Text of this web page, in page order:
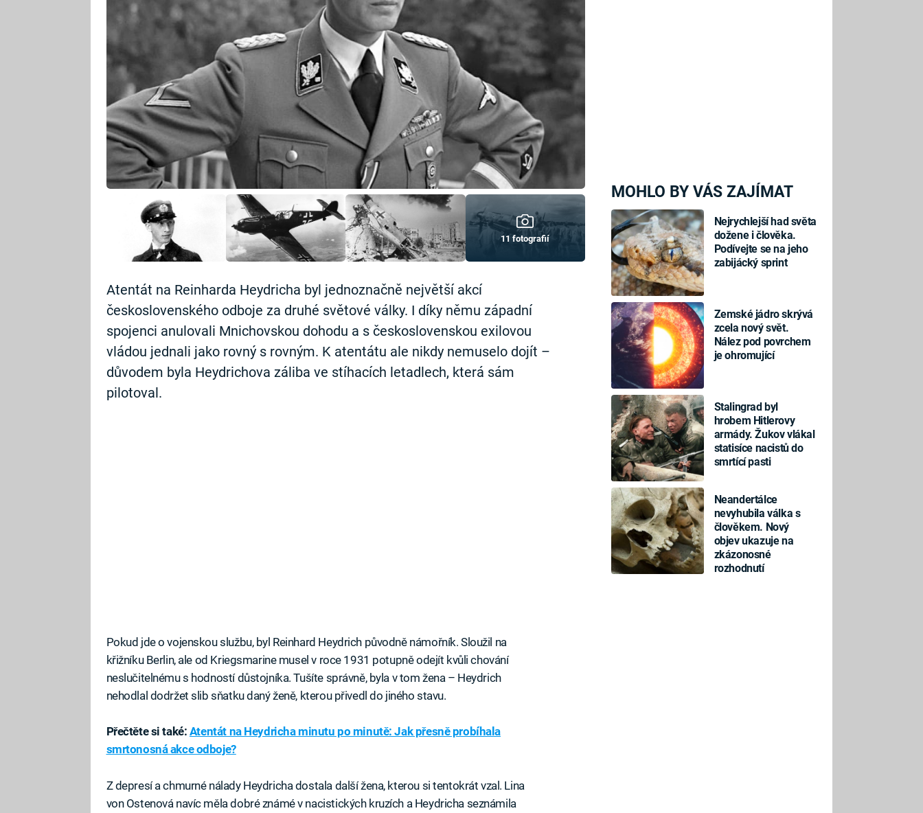
MOHLO BY VÁS ZAJÍMAT
Nejrychlejší had světa
dožene i člověka.
Podívejte se na jeho
zabijácký sprint
Zemské jádro skrývá
zcela nový svět.
Nález pod povrchem
je ohromující
Stalingrad byl
hrobem Hitlerovy
armády. Žukov vlákal
statisíce nacistů do
smrtící pasti
Neandertálce
nevyhubila válka s
člověkem. Nový
objev ukazuje na
zkázonosné
rozhodnutí
11 fotografií
Atentát na Reinharda Heydricha byl jednoznačně největší akcí
československého odboje za druhé světové války. I díky němu západní
spojenci anulovali Mnichovskou dohodu a s československou exilovou
vládou jednali jako rovný s rovným. K atentátu ale nikdy nemuselo dojít –
důvodem byla Heydrichova záliba ve stíhacích letadlech, která sám
pilotoval.
Pokud jde o vojenskou službu, byl Reinhard Heydrich původně námořník. Sloužil na
křižníku Berlin, ale od Kriegsmarine musel v roce 1931 potupně odejít kvůli chování
neslučitelnému s hodností důstojníka. Tušíte správně, byla v tom žena – Heydrich
nehodlal dodržet slib sňatku daný ženě, kterou přivedl do jiného stavu.
Přečtěte si také: Atentát na Heydricha minutu po minutě: Jak přesně probíhala
smrtonosná akce odboje?
Z depresí a chmurné nálady Heydricha dostala další žena, kterou si tentokrát vzal. Lina
von Ostenová navíc měla dobré známé v nacistických kruzích a Heydricha seznámila